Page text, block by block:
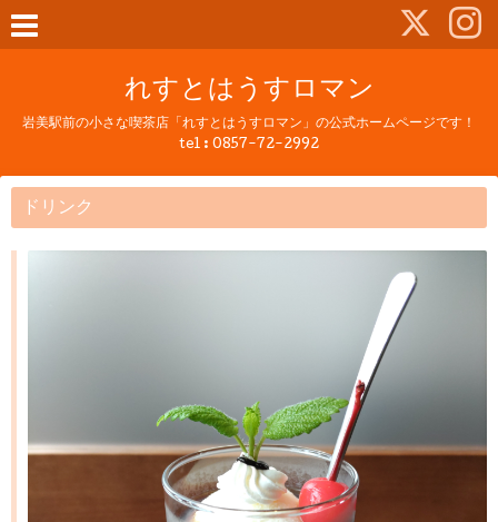
れすとはうすロマン
岩美駅前の小さな喫茶店「れすとはうすロマン」の公式ホームページです！
tel : 0857-72-2992
ドリンク